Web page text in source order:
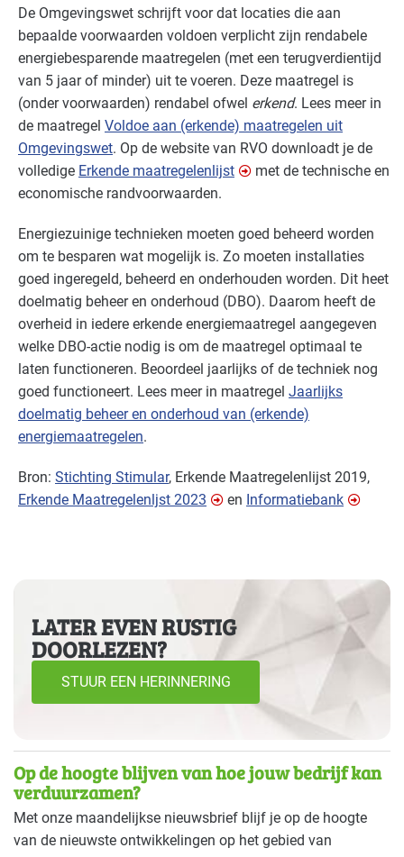
De Omgevingswet schrijft voor dat locaties die aan
bepaalde voorwaarden voldoen verplicht zijn rendabele
energiebesparende maatregelen (met een terugverdientijd
van 5 jaar of minder) uit te voeren. Deze maatregel is
(onder voorwaarden) rendabel ofwel erkend. Lees meer in
de maatregel Voldoe aan (erkende) maatregelen uit
Omgevingswet. Op de website van RVO downloadt je de
volledige Erkende maatregelenlijst
met de technische en
economische randvoorwaarden.
Energiezuinige technieken moeten goed beheerd worden
om te besparen wat mogelijk is. Zo moeten installaties
goed ingeregeld, beheerd en onderhouden worden. Dit heet
doelmatig beheer en onderhoud (DBO). Daarom heeft de
overheid in iedere erkende energiemaatregel aangegeven
welke DBO-actie nodig is om de maatregel optimaal te
laten functioneren. Beoordeel jaarlijks of de techniek nog
goed functioneert. Lees meer in maatregel Jaarlijks
doelmatig beheer en onderhoud van (erkende)
energiemaatregelen.
Bron: Stichting Stimular, Erkende Maatregelenlijst 2019,
Erkende Maatregelenljst 2023
en Informatiebank
LATER EVEN RUSTIG
DOORLEZEN?
STUUR EEN HERINNERING
Op de hoogte blijven van hoe jouw bedrijf kan
verduurzamen?
Met onze maandelijkse nieuwsbrief blijf je op de hoogte
van de nieuwste ontwikkelingen op het gebied van